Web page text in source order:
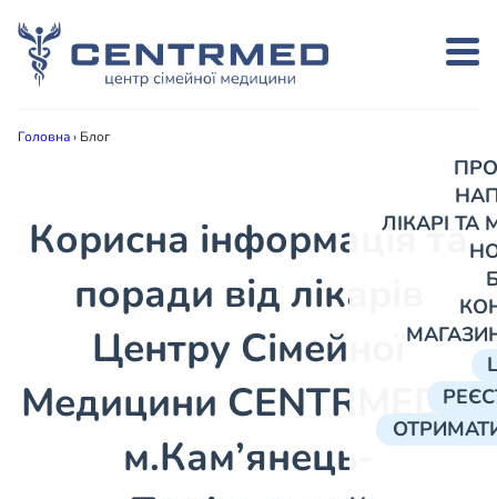
ЛІКАРІ
Головна› Блог
Корисна інформація та
поради від лікарів
Центру Сімейної
Медицини CENTRMED в
м.Кам’янець-